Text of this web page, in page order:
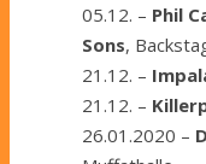
05.12. – Phil
Sons,
21.12. –
21.12. –
26.01.2020 –